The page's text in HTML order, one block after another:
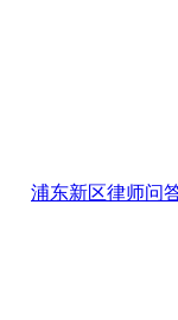
浦东新区律师问